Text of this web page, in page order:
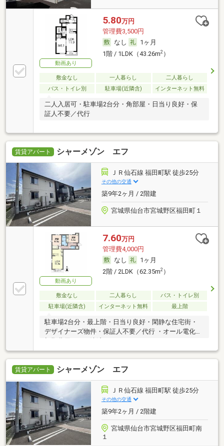
動画あり
5.80万円
管理費3,500円
なし
1ヶ月
1階 / 1LDK（43.26m2）
敷金なし 一人暮らし
二人暮らし
バス・トイレ別
駐車場(近隣含) インターネット無料
二人入居可・駐車場2台分・角部屋・日当り良好・保
証人不要／代行
賃貸アパート シャーメゾン エフ
ＪＲ仙石線 福田町駅 徒歩25分
その他の交通
築9年2ヶ月 / 2階建
宮城県仙台市宮城野区福田町１
動画あり
7.60万円
管理費4,000円
なし
1ヶ月
2階 / 2LDK（62.35m2）
敷金なし 二人暮らし
バス・トイレ別
駐車場(近隣含)
インターネット無料 最上階
駐車場2台分・最上階・日当り良好・閑静な住宅街・
デザイナーズ物件・保証人不要／代行 ・オール電化・
賃貸アパート シャーメゾン エフ
ＪＲ仙石線 福田町駅 徒歩25分
その他の交通
築9年2ヶ月 / 2階建
宮城県仙台市宮城野区福田町南
１